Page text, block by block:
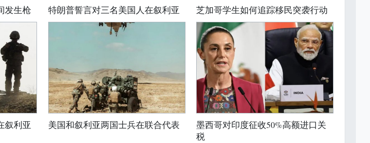
发生枪 特朗普誓言对三名美国人在叙利亚 芝加哥学生如何追踪移民突袭行动
叙利亚 美国和叙利亚两国士兵在联合代表
墨西哥对印度征收50%高额进口关
税